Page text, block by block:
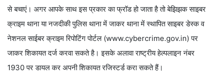
से बचाएं। अगर आपके साथ इस प्रकार का फ्रॉड हो जाता है तो बेझिझक साइबर
क्राइम थाना या नजदीकी पुलिस थाना में जाकर थाना में स्थापित साइबर डेस्क व
नेशनल साईबर क्राइम रिपोटिंग पोर्टल (www.cybercrime.gov.in) पर
जाकर शिकायत दर्ज करवा सकते है। इसके अलावा राष्ट्रीय हेल्पलाइन नंबर
1930 पर डायल कर अपनी शिकायत रजिस्टर्ड करा सकते हैं।